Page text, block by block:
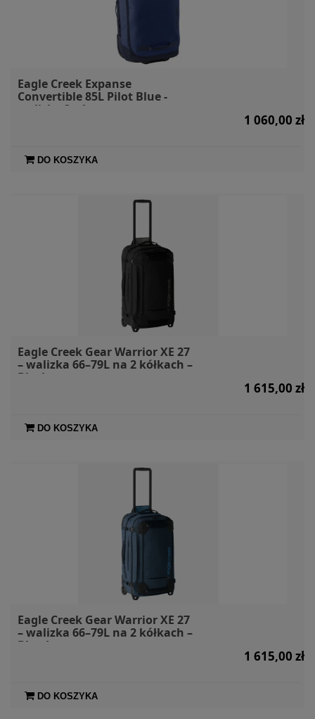
Eagle Creek Expanse
Convertible 85L Pilot Blue -
walizka 2w1
1 060,00 zł
DO KOSZYKA
Eagle Creek Gear Warrior XE 27
– walizka 66–79L na 2 kółkach –
Black
1 615,00 zł
DO KOSZYKA
Eagle Creek Gear Warrior XE 27
– walizka 66–79L na 2 kółkach –
Blue Jay
1 615,00 zł
DO KOSZYKA